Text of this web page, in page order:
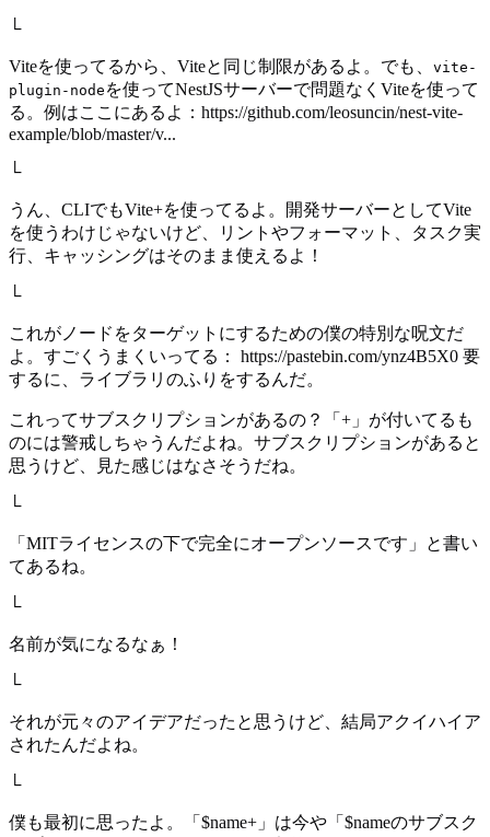
└
Viteを使ってるから、Viteと同じ制限があるよ。でも、 vite-
plugin-node を使ってNestJSサーバーで問題なくViteを使って
る。例はここにあるよ：https://github.com/leosuncin/nest-vite-
example/blob/master/v...
└
うん、CLIでもVite+を使ってるよ。開発サーバーとしてVite
を使うわけじゃないけど、リントやフォーマット、タスク実
行、キャッシングはそのまま使えるよ！
└
これがノードをターゲットにするための僕の特別な呪文だ
よ。すごくうまくいってる： https://pastebin.com/ynz4B5X0 要
するに、ライブラリのふりをするんだ。
これってサブスクリプションがあるの？「+」が付いてるも
のには警戒しちゃうんだよね。サブスクリプションがあると
思うけど、見た感じはなさそうだね。
└
「MITライセンスの下で完全にオープンソースです」と書い
てあるね。
└
名前が気になるなぁ！
└
それが元々のアイデアだったと思うけど、結局アクイハイア
されたんだよね。
└
僕も最初に思ったよ。「$name+」は今や「$nameのサブスク